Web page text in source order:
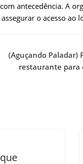
antecedência. A
o acesso ao
(Aguçando Paladar)
restaurante para